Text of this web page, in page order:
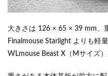
大きさは 126 × 65 × 39 mm、
Finalmouse Starlight よりも軽
WLmouse Beast X（Mサイズ